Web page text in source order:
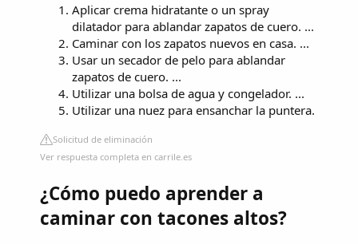
Aplicar crema hidratante o un spray
dilatador para ablandar zapatos de cuero. ...
Caminar con los zapatos nuevos en casa. ...
Usar un secador de pelo para ablandar
zapatos de cuero. ...
Utilizar una bolsa de agua y congelador. ...
Utilizar una nuez para ensanchar la puntera.
Solicitud de eliminación
Ver respuesta completa en carrile.es
¿Cómo puedo aprender a
caminar con tacones altos?